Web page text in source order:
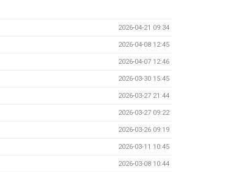
2026-04-21 09:34
2026-04-08 12:45
2026-04-07 12:46
2026-03-30 15:45
2026-03-27 21:44
2026-03-27 09:22
2026-03-26 09:19
2026-03-11 10:45
2026-03-08 10:44